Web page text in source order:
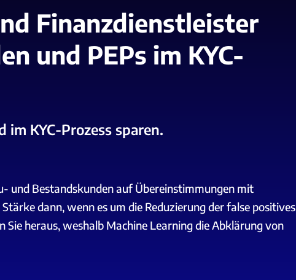
Finanzdienstleister
und PEPs im KYC-
KYC-Prozess sparen.
und Bestandskunden auf Übereinstimmungen mit
dann, wenn es um die Reduzierung der false positives
heraus, weshalb Machine Learning die Abklärung von